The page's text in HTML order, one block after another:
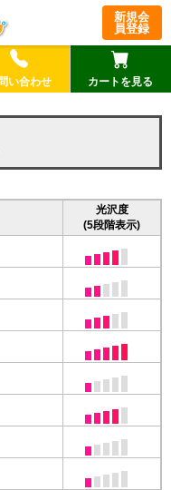
新規会
員登録
い合わせ カートを見る
光沢度
(5段階表示)